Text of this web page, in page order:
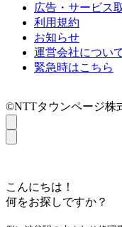
広告・サービス
利用規約
お知らせ
運営会社につい
緊急時はこちら
©NTTタウンページ株
こんにちは！
何をお探しですか？